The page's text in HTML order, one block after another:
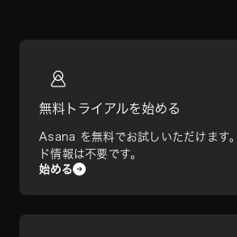
無料トライアルを始める
Asana を無料でお試しいただけます
ド情報は不要です。
始める